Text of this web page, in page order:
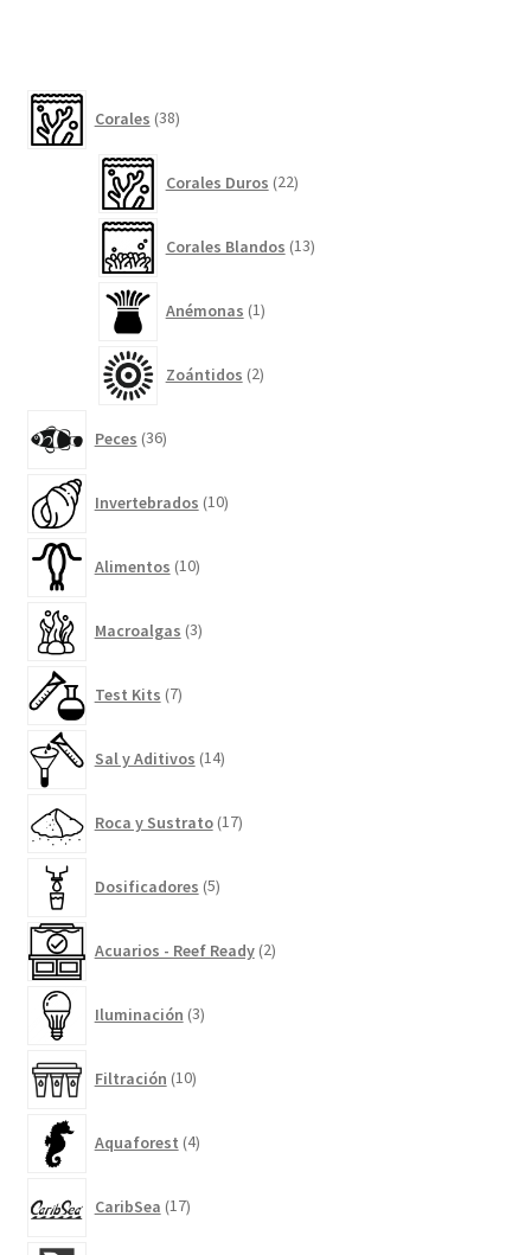
Corales 38productos
Corales Duros 22productos
Corales Blandos 13productos
Anémonas 1producto
Zoántidos 2productos
Peces 36productos
Invertebrados 10productos
Alimentos 10productos
Macroalgas 3productos
Test Kits 7productos
Sal y Aditivos 14productos
Roca y Sustrato 17productos
Dosificadores 5productos
Acuarios - Reef Ready 2productos
Iluminación 3productos
Filtración 10productos
Aquaforest 4productos
CaribSea 17productos